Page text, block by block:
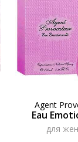
Agent
Eau
для